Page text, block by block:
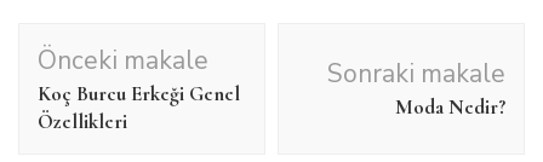
Yazı
dolaşımı
Önceki makale
Koç Burcu Erkeği Genel
Özellikleri
Sonraki makale
Moda Nedir?